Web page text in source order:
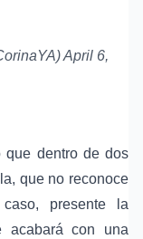
April 6,
que dentro de dos
que no reconoce
presente la
acabará con una